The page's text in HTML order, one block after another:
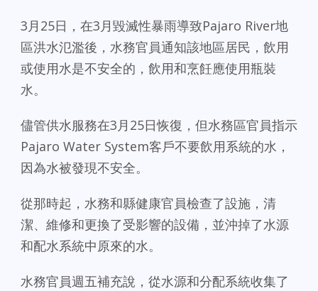
3月25日，在3月毀滅性暴雨導致Pajaro River地
區洪水氾濫後，水務官員通知該地區居民，飲用
或使用水是不安全的，飲用和烹飪應使用瓶裝
水。
儘管供水服務在3月25日恢復，但水務區官員指示
Pajaro Water System客戶不要飲用系統的水，
因為水被發現不安全。
從那時起，水務和縣健康官員檢查了設施，清
潔、維修和更換了受影響的設備，並沖掉了水源
和配水系統中原來的水。
水務官員週五補充說，從水源和分配系統收集了